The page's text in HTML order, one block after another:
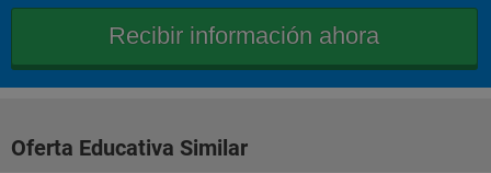
sistemas de producción y fabricación
fundamentos de
Oferta Educativa Similar